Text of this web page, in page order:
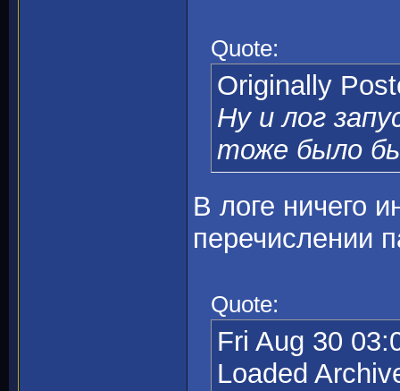
Quote:
Originally
Ну и лог
тоже было
В логе ничего
перечислении
Quote:
Fri Aug 30
Loaded